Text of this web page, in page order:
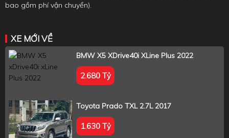
bao gồm phí vận chuyển).
XE MỚI VỀ
BMW X5 XDrive40i XLine Plus 2022
2.680 Tỷ
Toyota Prado TXL 2.7L 2017
1.630 Tỷ